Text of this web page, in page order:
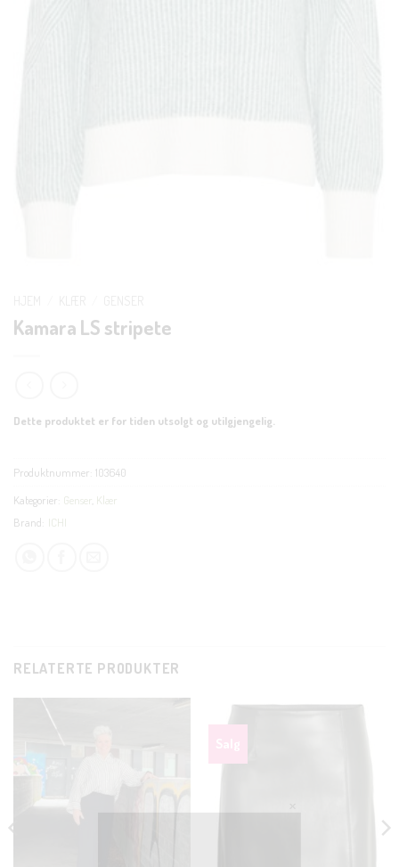
Kamara LS stripete
Dette produktet er for tiden utsolgt og utilgjengelig.
Produktnummer: 103640
Kategorier: Genser Klær
Brand: ICHI
RELATERTE PRODUKTER